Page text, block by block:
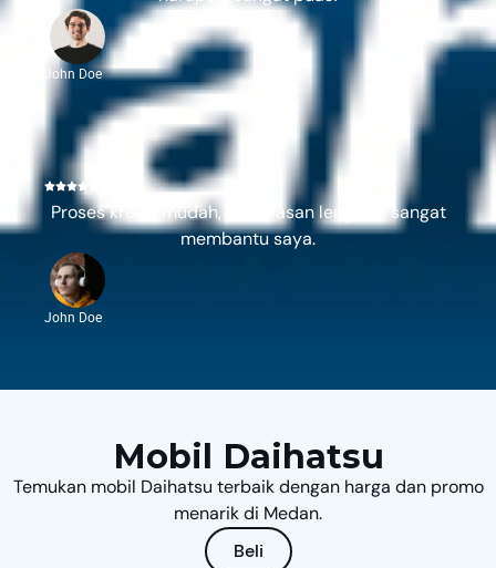
John Doe
Proses kredit mudah, penjelasan lengkap, sangat
membantu saya.
John Doe
Mobil Daihatsu
Temukan mobil Daihatsu terbaik dengan harga dan promo
menarik di Medan.
Beli